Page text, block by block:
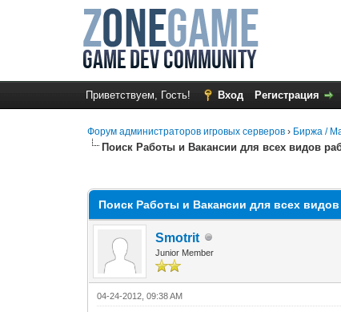
Приветствуем, Гость! Вход Регистрация
Форум администраторов игровых серверов › Биржа /
Поиск Работы и Вакансии для всех видов
Поиск Работы и Вакансии для всех
Smotrit
Junior Member
04-24-2012, 09:38 AM